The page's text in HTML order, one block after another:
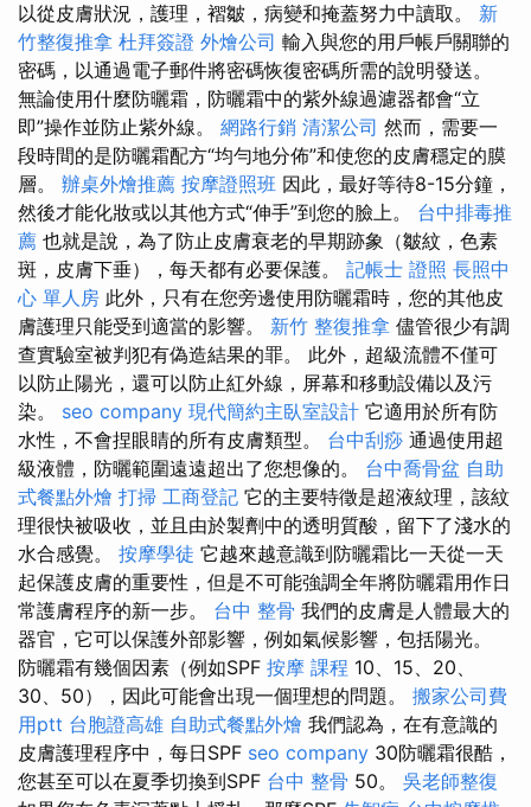
以從皮膚狀況，護理，褶皺，病變和掩蓋努力中讀取。 新
竹整復推拿 杜拜簽證 外燴公司 輸入與您的用戶帳戶關聯的
密碼，以通過電子郵件將密碼恢復密碼所需的說明發送。
無論使用什麼防曬霜，防曬霜中的紫外線過濾器都會“立
即”操作並防止紫外線。 網路行銷 清潔公司 然而，需要一
段時間的是防曬霜配方“均勻地分佈”和使您的皮膚穩定的膜
層。 辦桌外燴推薦 按摩證照班 因此，最好等待8-15分鐘，
然後才能化妝或以其他方式“伸手”到您的臉上。 台中排毒推
薦 也就是說，為了防止皮膚衰老的早期跡象（皺紋，色素
斑，皮膚下垂），每天都有必要保護。 記帳士 證照 長照中
心 單人房 此外，只有在您旁邊使用防曬霜時，您的其他皮
膚護理只能受到適當的影響。 新竹 整復推拿 儘管很少有調
查實驗室被判犯有偽造結果的罪。 此外，超級流體不僅可
以防止陽光，還可以防止紅外線，屏幕和移動設備以及污
染。 seo company 現代簡約主臥室設計 它適用於所有防
水性，不會捏眼睛的所有皮膚類型。 台中刮痧 通過使用超
級液體，防曬範圍遠遠超出了您想像的。 台中喬骨盆 自助
式餐點外燴 打掃 工商登記 它的主要特徵是超液紋理，該紋
理很快被吸收，並且由於製劑中的透明質酸，留下了淺水的
水合感覺。 按摩學徒 它越來越意識到防曬霜比一天從一天
起保護皮膚的重要性，但是不可能強調全年將防曬霜用作日
常護膚程序的新一步。 台中 整骨 我們的皮膚是人體最大的
器官，它可以保護外部影響，例如氣候影響，包括陽光。
防曬霜有幾個因素（例如SPF 按摩 課程 10、15、20、
30、50），因此可能會出現一個理想的問題。 搬家公司費
用ptt 台胞證高雄 自助式餐點外燴 我們認為，在有意識的
皮膚護理程序中，每日SPF seo company 30防曬霜很酷，
您甚至可以在夏季切換到SPF 台中 整骨 50。 吳老師整復